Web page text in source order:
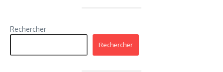
Rechercher
Rechercher